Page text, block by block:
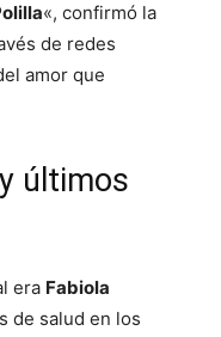
«, confirmó la
de redes
amor que
últimos
era Fabiola
de salud en los